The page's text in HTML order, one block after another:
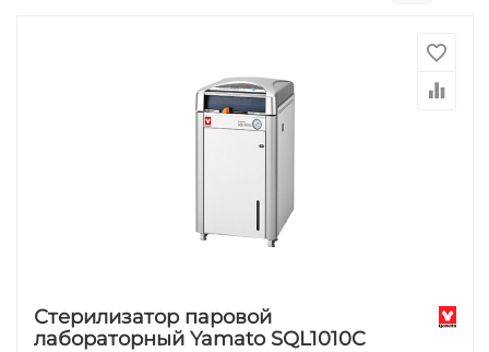
Стерилизатор паровой
лабораторный Yamato SQL1010C